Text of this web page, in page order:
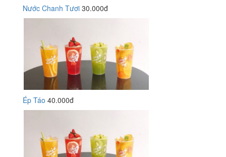
Nước Chanh Tươi 30.000đ
Ép Táo 40.000đ